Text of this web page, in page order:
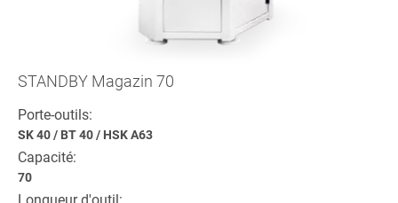
STANDBY Magazin 70
Porte-outils:
SK 40/ BT 40/ HSK A63
Capacité:
70
Longueur d'outil: